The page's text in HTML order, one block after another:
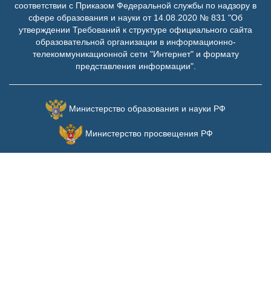
соответствии с Приказом Федеральной службы по надзору в
сфере образования и науки от 14.08.2020 № 831 "Об
утверждении Требований к структуре официального сайта
образовательной организации в информационно-
телекоммуникационной сети "Интернет" и формату
представления информации".
Министерство образования и науки РФ
Министерство просвещения РФ